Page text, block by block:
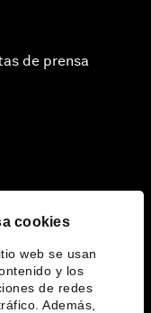
cookies
web se usan
y los
de redes
Además,
de prensa